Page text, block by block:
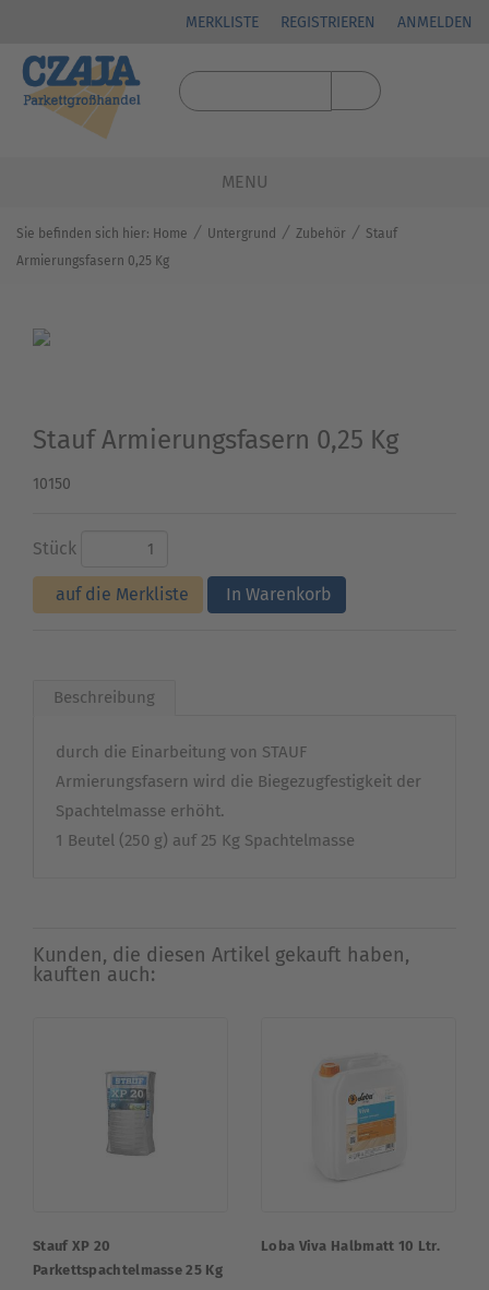
MERKLISTE REGISTRIEREN ANMELDEN
MENU
Sie befinden sich hier: Home ⁄ Untergrund ⁄ Zubehör ⁄ Stauf
Armierungsfasern 0,25 Kg
Stauf Armierungsfasern 0,25 Kg
10150
Stück
auf die Merkliste In Warenkorb
Beschreibung
durch die Einarbeitung von STAUF
Armierungsfasern wird die Biegezugfestigkeit der
Spachtelmasse erhöht.
1 Beutel (250 g) auf 25 Kg Spachtelmasse
Kunden, die diesen Artikel gekauft haben,
kauften auch:
Stauf XP 20
Parkettspachtelmasse 25 Kg
Loba Viva Halbmatt 10 Ltr.